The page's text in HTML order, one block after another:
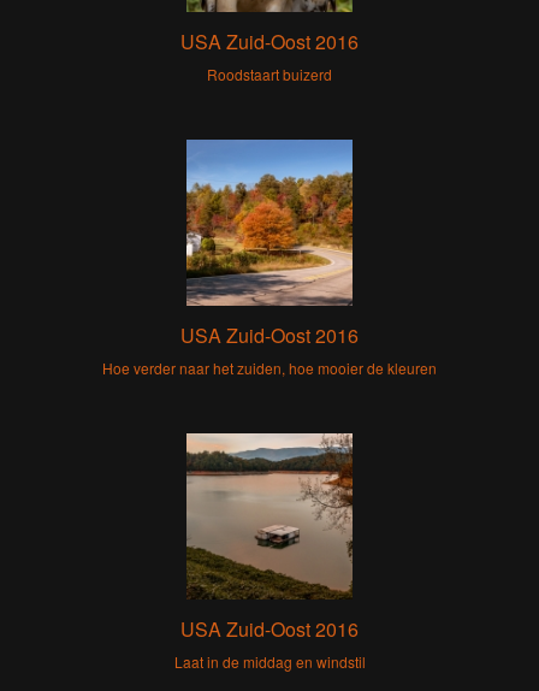
USA Zuid-Oost 2016
Roodstaart buizerd
USA Zuid-Oost 2016
Hoe verder naar het zuiden, hoe mooier de kleuren
USA Zuid-Oost 2016
Laat in de middag en windstil